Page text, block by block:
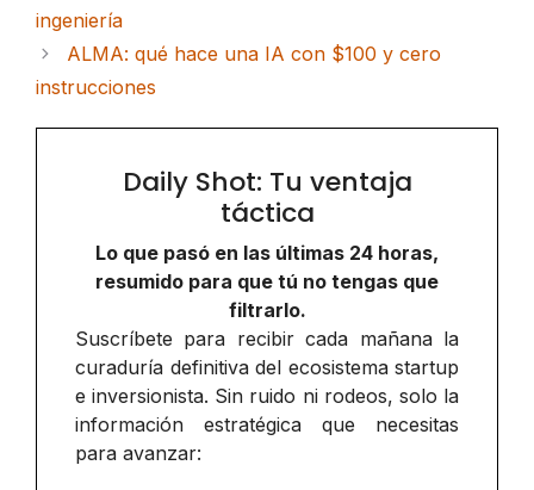
ingeniería
ALMA: qué hace una IA con $100 y cero
instrucciones
Daily Shot: Tu ventaja
táctica
Lo que pasó en las últimas 24 horas,
resumido para que tú no tengas que
filtrarlo.
Suscríbete para recibir cada mañana la
curaduría definitiva del ecosistema startup
e inversionista. Sin ruido ni rodeos, solo la
información estratégica que necesitas
para avanzar: